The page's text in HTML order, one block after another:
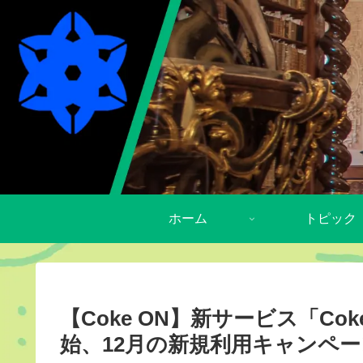
ホーム トピック
【Coke ON】新サービス「
始、12月の新規利用キャンペ